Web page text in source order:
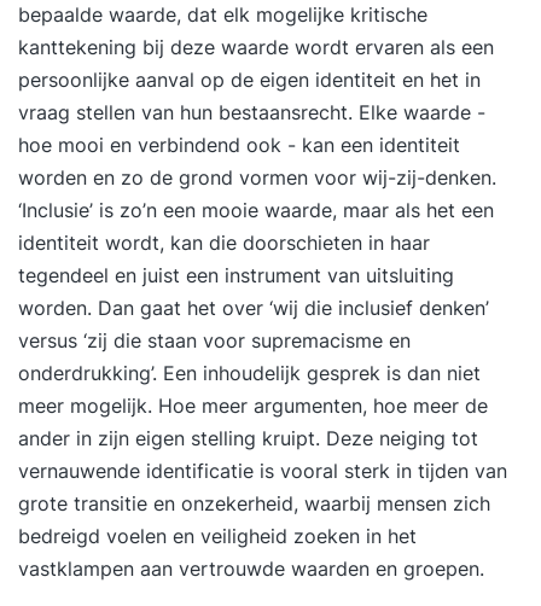
focussen we meer op de praktijk door te oefenen
hoe je verbaal en non-verbaal kunt de-escaleren;
met (eigen) praktijkvoorbeelden te oefenen in
geweldloze communicatie; met luisteren,
samenvatten en doorvragen de belangen en
behoeftes uit de onderstroom naar boven te
halen; afrondend je eigen vervolgstap te
formuleren. Waarom de Zelforganisatie Fabriek?
De Zelforganisatie Fabriek helpt teams met
professioneel & gelijkwaardig samenwerken. We
hebben honderden teams succesvol begeleid om
zelfstandiger tot betere resultaten te komen.
bepaalde waarde, dat elk mogelijke kritische
kanttekening bij deze waarde wordt ervaren als een
persoonlijke aanval op de eigen identiteit en het in
vraag stellen van hun bestaansrecht. Elke waarde -
hoe mooi en verbindend ook - kan een identiteit
worden en zo de grond vormen voor wij-zij-denken.
‘Inclusie’ is zo’n een mooie waarde, maar als het een
identiteit wordt, kan die doorschieten in haar
tegendeel en juist een instrument van uitsluiting
worden. Dan gaat het over ‘wij die inclusief denken’
versus ‘zij die staan voor supremacisme en
onderdrukking’. Een inhoudelijk gesprek is dan niet
meer mogelijk. Hoe meer argumenten, hoe meer de
ander in zijn eigen stelling kruipt. Deze neiging tot
vernauwende identificatie is vooral sterk in tijden van
grote transitie en onzekerheid, waarbij mensen zich
bedreigd voelen en veiligheid zoeken in het
vastklampen aan vertrouwde waarden en groepen.